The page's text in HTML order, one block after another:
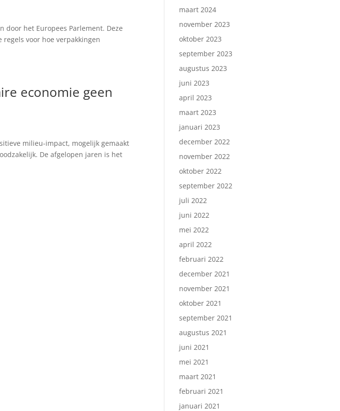
door het Europees Parlement. Deze
voor hoe verpakkingen
economie geen
milieu-impact, mogelijk gemaakt
De afgelopen jaren is het
maart 2024
november 2023
oktober 2023
september 2023
augustus 2023
juni 2023
april 2023
maart 2023
januari 2023
december 2022
november 2022
oktober 2022
september 2022
juli 2022
juni 2022
mei 2022
april 2022
februari 2022
december 2021
november 2021
oktober 2021
september 2021
augustus 2021
juni 2021
mei 2021
maart 2021
februari 2021
januari 2021